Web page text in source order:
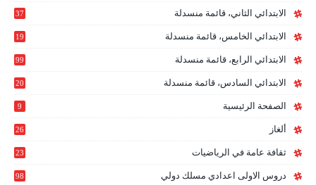
الابتدائي الثاني، قائمة منسدلة 37
الابتدائي الخامس، قائمة منسدلة
19
الابتدائي الرابع، قائمة منسدلة 99
الابتدائي السادس، قائمة منسدلة
20
الصفحة الرئيسية 9
ألغاز 26
ثقافة عامة في الرياضيات 23
دروس الاولى اعدادي مسلك دولي 98